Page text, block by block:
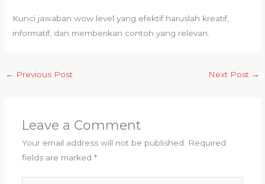
Kunci jawaban wow level yang efektif haruslah kreatif,
informatif, dan memberikan contoh yang relevan.
← Previous Post Next Post →
Leave a Comment
Your email address will not be published.
Required
fields are marked *